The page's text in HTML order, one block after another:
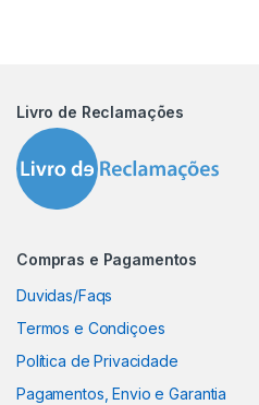
Livro de Reclamações
Compras e Pagamentos
Duvidas/Faqs
Termos e Condiçoes
Política de Privacidade
Pagamentos, Envio e Garantia